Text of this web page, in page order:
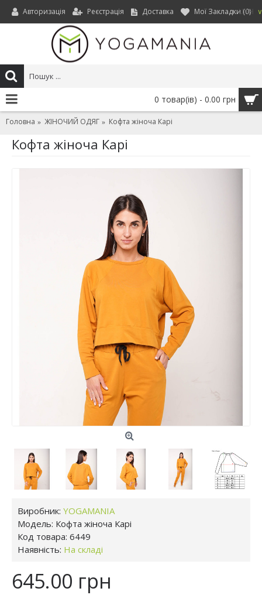
UAH ∨
Авторизація Реєстрація Доставка Мої Закладки (0)
0 товар(ів) - 0.00 грн
Головна ЖІНОЧИЙ ОДЯГ Кофта жіноча Карі
Кофта жіноча Карі
Виробник: YOGAMANIA
Модель: Кофта жіноча Карі
Код товара: 6449
Наявність: На складі
645.00 грн